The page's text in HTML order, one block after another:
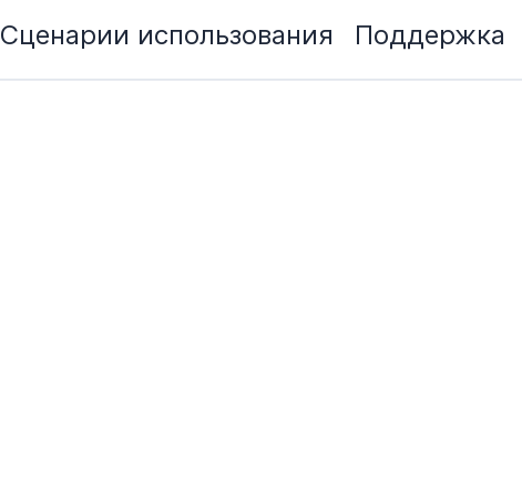
Сценарии использования Поддержка